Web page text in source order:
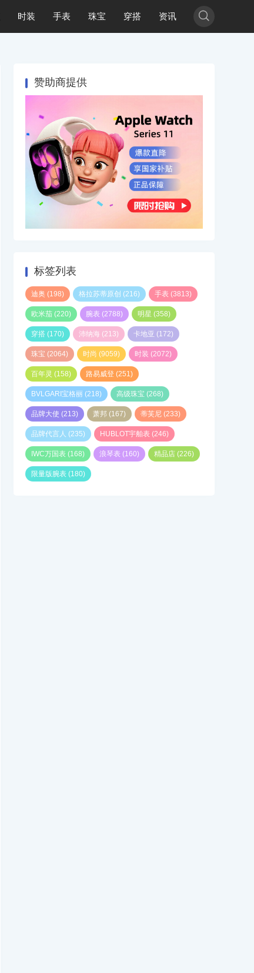
时装 手表 珠宝 穿搭 资讯 
赞助商提供
标签列表
迪奥 (198) 格拉苏蒂原创 (216) 手表 (3813)
欧米茄 (220) 腕表 (2788) 明星 (358)
穿搭 (170) 沛纳海 (213) 卡地亚 (172)
珠宝 (2064) 时尚 (9059) 时装 (2072)
百年灵 (158) 路易威登 (251)
BVLGARI宝格丽 (218) 高级珠宝 (268)
品牌大使 (213) 萧邦 (167) 蒂芙尼 (233)
品牌代言人 (235) HUBLOT宇舶表 (246)
IWC万国表 (168) 浪琴表 (160) 精品店 (226)
限量版腕表 (180)